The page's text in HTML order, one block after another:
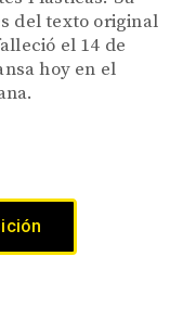
del texto original
el 14 de
hoy en el